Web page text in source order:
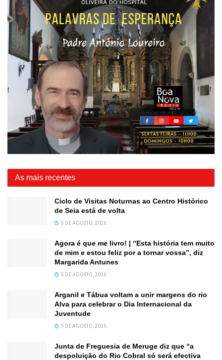
As mais recentes
Ciclo de Visitas Noturnas ao Centro Histórico
de Seia está de volta
5 DE AGOSTO, 2026
Agora é que me livro! | “Esta história tem muito
de mim e estou feliz por a tornar vossa”, diz
Margarida Antunes
5 DE AGOSTO, 2026
Arganil e Tábua voltam a unir margens do rio
Alva para celebrar o Dia Internacional da
Juventude
5 DE AGOSTO, 2026
Junta de Freguesia de Meruge diz que “a
despoluição do Rio Cobral só será efectiva